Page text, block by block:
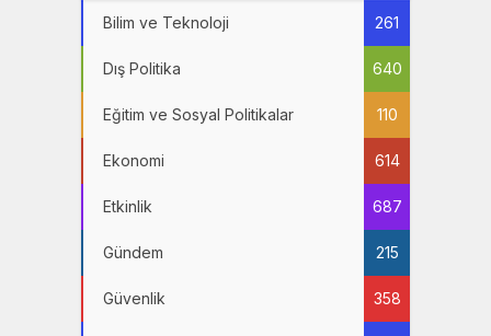
Bilim ve Teknoloji 261
Dış Politika 640
Eğitim ve Sosyal Politikalar 110
Ekonomi 614
Etkinlik 687
Gündem 215
Güvenlik 358